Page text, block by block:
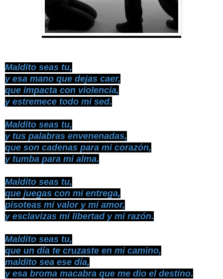
Maldito seas tu,
y esa mano que dejas caer,
que impacta con violencia,
y estremece todo mi sed.
Maldito seas tu,
y tus palabras envenenadas,
que son cadenas para mi corazón,
y tumba para mi alma.
Maldito seas tu,
que juegas con mi entrega,
pisoteas mi valor y mi amor,
y esclavizas mi libertad y mi razón.
Maldito seas tu,
que un día te cruzaste en mi camino,
maldito sea ese día,
y esa broma macabra que me dio el destino.